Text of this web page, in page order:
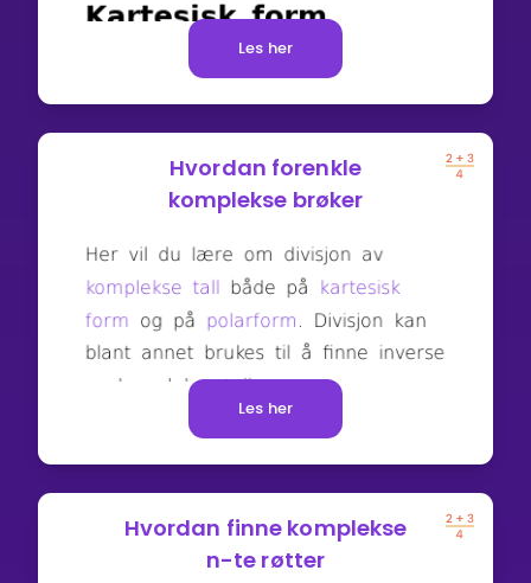
Les her
Hvordan forenkle
komplekse brøker
Les her
Hvordan finne komplekse
n-te røtter